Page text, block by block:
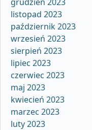
listopad 2023
październik 2023
wrzesień 2023
sierpień 2023
lipiec 2023
czerwiec 2023
maj 2023
kwiecień 2023
marzec 2023
luty 2023